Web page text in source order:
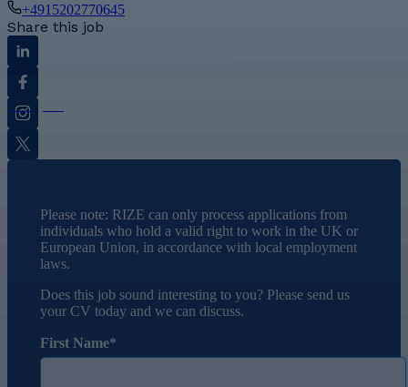
+4915202770645
Share this job
Linkedin
Facebook
Instagram
Twitter
Please note: RIZE can only process applications from
individuals who hold a valid right to work in the UK or
European Union, in accordance with local employment
laws.
Does this job sound interesting to you? Please send us
your CV today and we can discuss.
First Name